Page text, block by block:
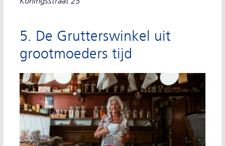
5. De Grutterswinkel uit
grootmoeders tijd